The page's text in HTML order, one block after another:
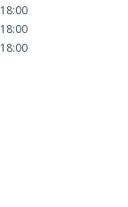
18:00
18:00
18:00